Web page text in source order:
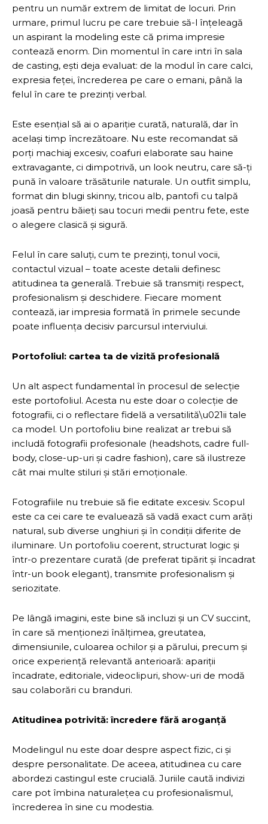
pentru un număr extrem de limitat de locuri. Prin
urmare, primul lucru pe care trebuie să-l înțeleagă
un aspirant la modeling este că prima impresie
contează enorm. Din momentul în care intri în sala
de casting, ești deja evaluat: de la modul în care calci,
expresia feței, încrederea pe care o emani, până la
felul în care te prezinți verbal.
Este esențial să ai o apariție curată, naturală, dar în
același timp încrezătoare. Nu este recomandat să
porți machiaj excesiv, coafuri elaborate sau haine
extravagante, ci dimpotrivă, un look neutru, care să-ți
pună în valoare trăsăturile naturale. Un outfit simplu,
format din blugi skinny, tricou alb, pantofi cu talpă
joasă pentru băieți sau tocuri medii pentru fete, este
o alegere clasică și sigură.
Felul în care saluți, cum te prezinți, tonul vocii,
contactul vizual – toate aceste detalii definesc
atitudinea ta generală. Trebuie să transmiți respect,
profesionalism și deschidere. Fiecare moment
contează, iar impresia formată în primele secunde
poate influența decisiv parcursul interviului.
Portofoliul: cartea ta de vizită profesională
Un alt aspect fundamental în procesul de selecție
este portofoliul. Acesta nu este doar o colecție de
fotografii, ci o reflectare fidelă a versatilită\u021ii tale
ca model. Un portofoliu bine realizat ar trebui să
includă fotografii profesionale (headshots, cadre full-
body, close-up-uri și cadre fashion), care să ilustreze
cât mai multe stiluri și stări emoționale.
Fotografiile nu trebuie să fie editate excesiv. Scopul
este ca cei care te evaluează să vadă exact cum arăți
natural, sub diverse unghiuri și în condiții diferite de
iluminare. Un portofoliu coerent, structurat logic și
într-o prezentare curată (de preferat tipărit și încadrat
într-un book elegant), transmite profesionalism și
seriozitate.
Pe lângă imagini, este bine să incluzi și un CV succint,
în care să menționezi înălțimea, greutatea,
dimensiunile, culoarea ochilor și a părului, precum și
orice experiență relevantă anterioară: apariții
încadrate, editoriale, videoclipuri, show-uri de modă
sau colaborări cu branduri.
Atitudinea potrivită: încredere fără aroganță
Modelingul nu este doar despre aspect fizic, ci și
despre personalitate. De aceea, atitudinea cu care
abordezi castingul este crucială. Juriile caută indivizi
care pot îmbina naturalețea cu profesionalismul,
încrederea în sine cu modestia.